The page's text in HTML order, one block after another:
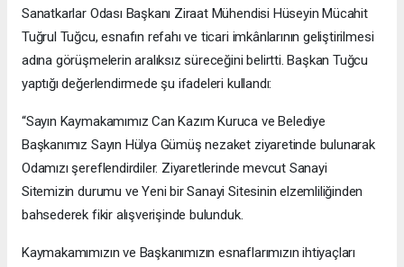
Sanatkarlar Odası Başkanı Ziraat Mühendisi Hüseyin Mücahit
Tuğrul Tuğcu, esnafın refahı ve ticari imkânlarının geliştirilmesi
adına görüşmelerin aralıksız süreceğini belirtti. Başkan Tuğcu
yaptığı değerlendirmede şu ifadeleri kullandı:
“Sayın Kaymakamımız Can Kazım Kuruca ve Belediye
Başkanımız Sayın Hülya Gümüş nezaket ziyaretinde bulunarak
Odamızı şereflendirdiler. Ziyaretlerinde mevcut Sanayi
Sitemizin durumu ve Yeni bir Sanayi Sitesinin elzemliliğinden
bahsederek fikir alışverişinde bulunduk.
Kaymakamımızın ve Başkanımızın esnaflarımızın ihtiyaçları